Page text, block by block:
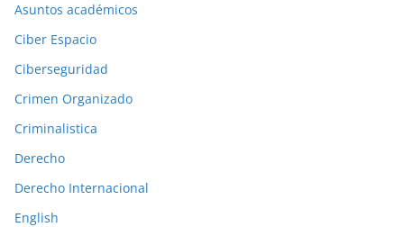
n
e
a
n
t
r
i
o
Asuntos académicos
Ciber Espacio
Ciberseguridad
Crimen Organizado
Criminalistica
Derecho
Derecho Internacional
English